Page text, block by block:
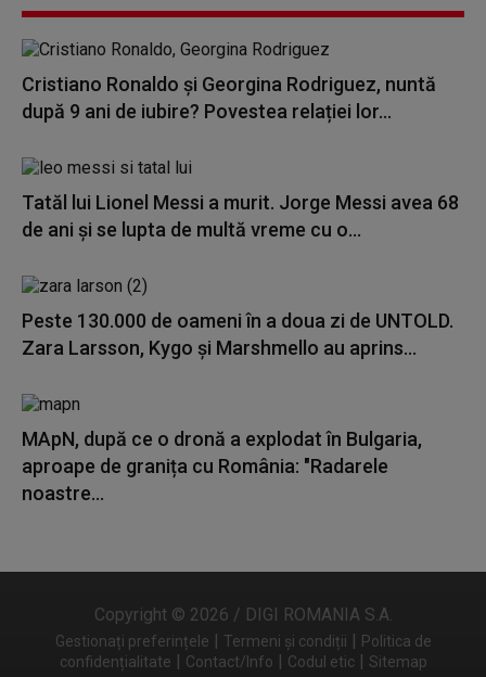
Cristiano Ronaldo și Georgina Rodriguez, nuntă
după 9 ani de iubire? Povestea relației lor...
Tatăl lui Lionel Messi a murit. Jorge Messi avea 68
de ani și se lupta de multă vreme cu o...
Peste 130.000 de oameni în a doua zi de UNTOLD.
Zara Larsson, Kygo și Marshmello au aprins...
MApN, după ce o dronă a explodat în Bulgaria,
aproape de granița cu România: "Radarele
noastre...
Copyright © 2026 / DIGI ROMANIA S.A.
Gestionați preferințele | Termeni și condiții | Politica de
confidențialitate | Contact/Info | Codul etic | Sitemap